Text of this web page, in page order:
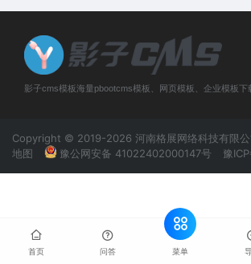
影子cms模板海量pbootcms模板、网页模板、企业模板下
Copyright © 2019-2026 河南格展网络科技有限
地图
豫公网安备 41022402000147号 豫
首页 问答 菜单